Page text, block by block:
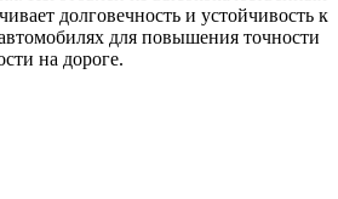
долговечность и устойчивость к
для повышения точности
на дороге.